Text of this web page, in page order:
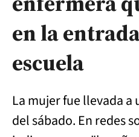
en la
escuela
La mujer fue llevada a
del sábado. En redes